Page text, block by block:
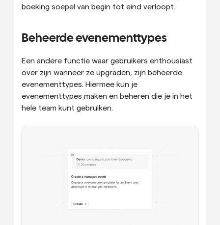
boeking soepel van begin tot eind verloopt.
Beheerde evenementtypes
Een andere functie waar gebruikers enthousiast
over zijn wanneer ze upgraden, zijn beheerde
evenementtypes. Hiermee kun je
evenementtypes maken en beheren die je in het
hele team kunt gebruiken.